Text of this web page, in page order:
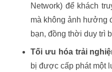
Network) để khách
mà không ảnh hưởng
bạn, đồng thời duy trì
Tối ưu hóa trải
bị được cấp phát một